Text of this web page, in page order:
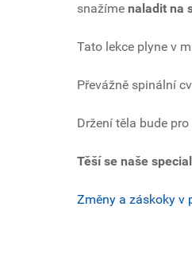
snažíme naladit na
Tato lekce plyne v
Převážně spinální
Držení těla bude
Těší se naše
Změny a záskoky v